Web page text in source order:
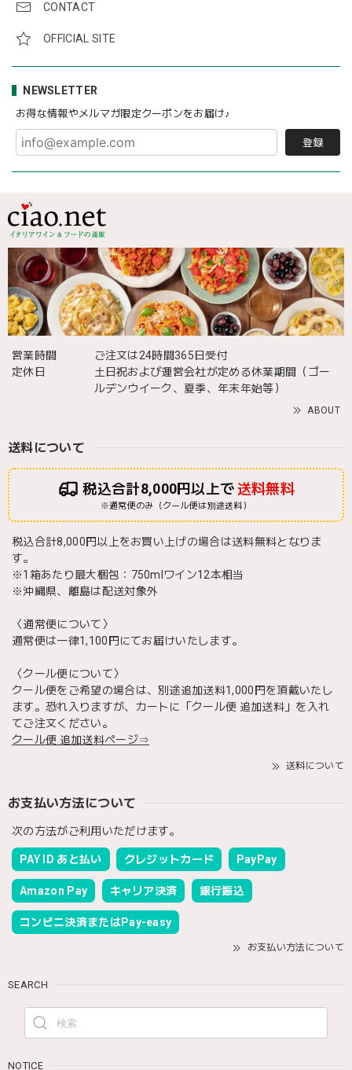
CONTACT
OFFICIAL SITE
NEWSLETTER
お得な情報やメルマガ限定クーポンをお届け♪
登録
営業時間
ご注文は24時間365日受付
定休日
土日祝および運営会社が定める休業期間（ゴー
ルデンウイーク、夏季、年末年始等）
ABOUT
送料について
税込合計8,000円以上で送料無料
※通常便のみ（クール便は別途送料）
税込合計8,000円以上をお買い上げの場合は送料無料となりま
す。
※1箱あたり最大梱包：750mlワイン12本相当
※沖縄県、離島は配送対象外
〈通常便について〉
通常便は一律1,100円にてお届けいたします。
〈クール便について〉
クール便をご希望の場合は、別途追加送料1,000円を頂戴いたし
ます。恐れ入りますが、カートに「クール便 追加送料」を入れ
てご注文ください。
クール便 追加送料ページ⇒
送料について
お支払い方法について
次の方法がご利用いただけます。
PAY ID あと払い クレジットカード PayPay
Amazon Pay キャリア決済 銀行振込
コンビニ決済またはPay-easy
お支払い方法について
SEARCH
NOTICE